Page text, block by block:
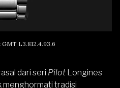
L3.812.4.93.6
dari seri Pilot Longines
menghormati tradisi